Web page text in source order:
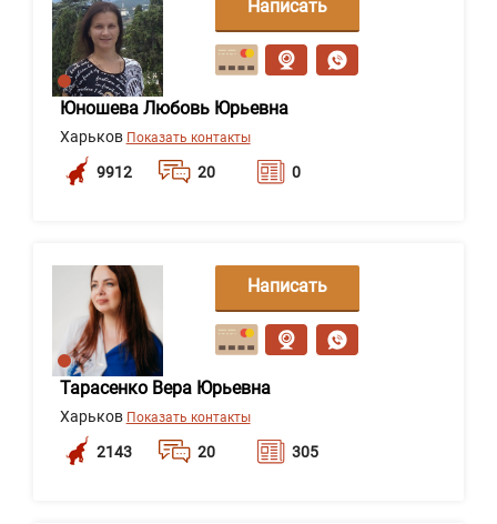
Юношева Любовь Юрьевна
Харьков Показать контакты
9912 20 0
Написать
сообщение
Тарасенко Вера Юрьевна
Харьков Показать контакты
2143 20 305
Написать
сообщение